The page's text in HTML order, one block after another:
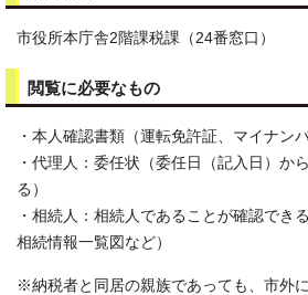
市役所本庁舎2階課税課（24番窓口）
閲覧に必要なもの
・本人確認書類（運転免許証、マイナン
・代理人：委任状（委任日（記入日）か
る）
・相続人：相続人であることが確認でき
相続情報一覧図など）
※納税者と同居の親族であっても、市外